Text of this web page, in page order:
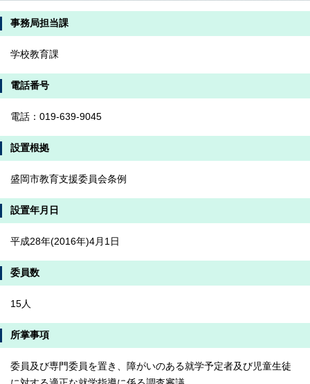
事務局担当課
学校教育課
電話番号
電話：019-639-9045
設置根拠
盛岡市教育支援委員会条例
設置年月日
平成28年(2016年)4月1日
委員数
15人
所掌事項
委員及び専門委員を置き、障がいのある就学予定者及び児童生徒